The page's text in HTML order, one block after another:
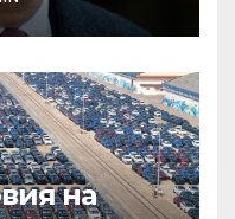
на